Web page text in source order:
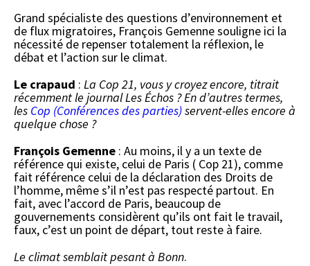
Grand spécialiste des questions d’environnement et
de flux migratoires, François Gemenne souligne ici la
nécessité de repenser totalement la réflexion, le
débat et l’action sur le climat.
Le crapaud : La Cop 21, vous y croyez encore, titrait
récemment le journal Les Échos ? En d’autres termes,
les Cop (Conférences des parties)servent-elles encore à
quelque chose ?
François Gemenne : Au moins, il y a un texte de
référence qui existe, celui de Paris ( Cop 21), comme
fait référence celui de la déclaration des Droits de
l’homme, même s’il n’est pas respecté partout. En
fait, avec l’accord de Paris, beaucoup de
gouvernements considèrent qu’ils ont fait le travail,
faux, c’est un point de départ, tout reste à faire.
Le climat semblait pesant à Bonn.